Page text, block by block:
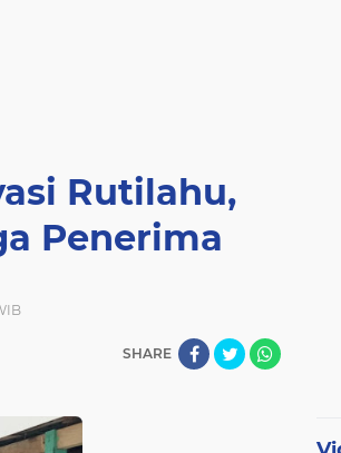
Rutilahu,
Penerima
SHARE